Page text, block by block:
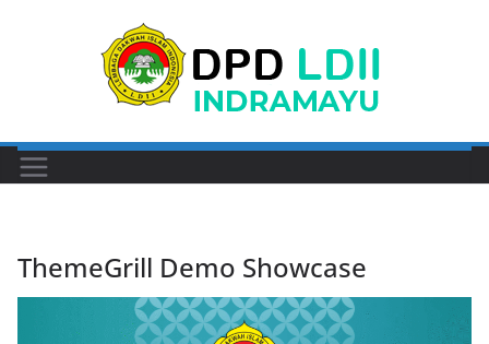
ThemeGrill Demo Showcase